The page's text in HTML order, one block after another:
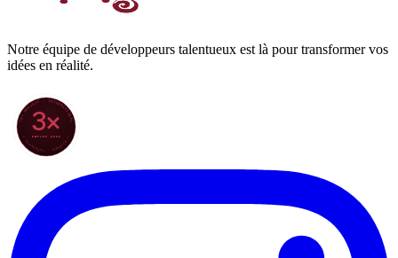
Notre équipe de développeurs talentueux est là pour transformer vos
idées en réalité.
70+ PROJETS · INTERNATIONAL
★ CLARODIGI · MOROCCO ★
3×
DEPUIS 2022